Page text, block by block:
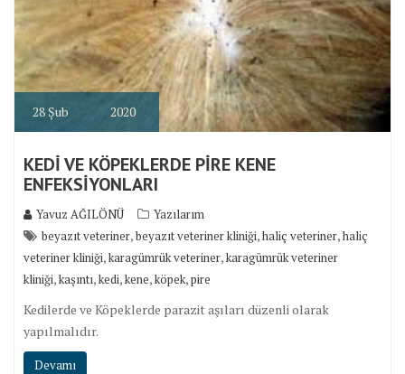
28Şub 2020
KEDİ VE KÖPEKLERDE PİRE KENE
ENFEKSİYONLARI
Yavuz AĞILÖNÜ
Yazılarım
beyazıt veteriner,beyazıt veteriner kliniği,haliç veteriner,haliç
veteriner kliniği,karagümrük veteriner,karagümrük veteriner
kliniği,kaşıntı,kedi,kene,köpek,pire
Kedilerde ve Köpeklerde parazit aşıları düzenli olarak
yapılmalıdır.
Devamı